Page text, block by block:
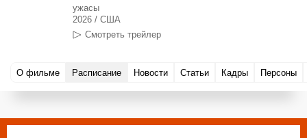
ужасы
2026 / США
Смотреть трейлер
О фильме Расписание Новости Статьи Кадры Персоны